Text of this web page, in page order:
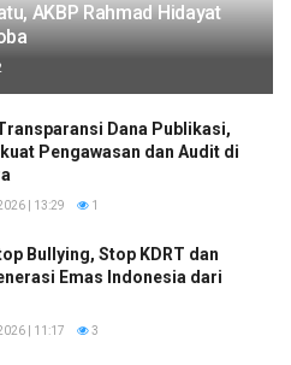
AKBP Rahmad Hidayat
Dana Publikasi,
Pengawasan dan Audit di
| 13:29 1
Bullying, Stop KDRT dan
Emas Indonesia dari
| 11:17 3